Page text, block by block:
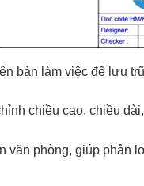
bàn làm việc để lưu
chiều cao, chiều
phòng, giúp phân